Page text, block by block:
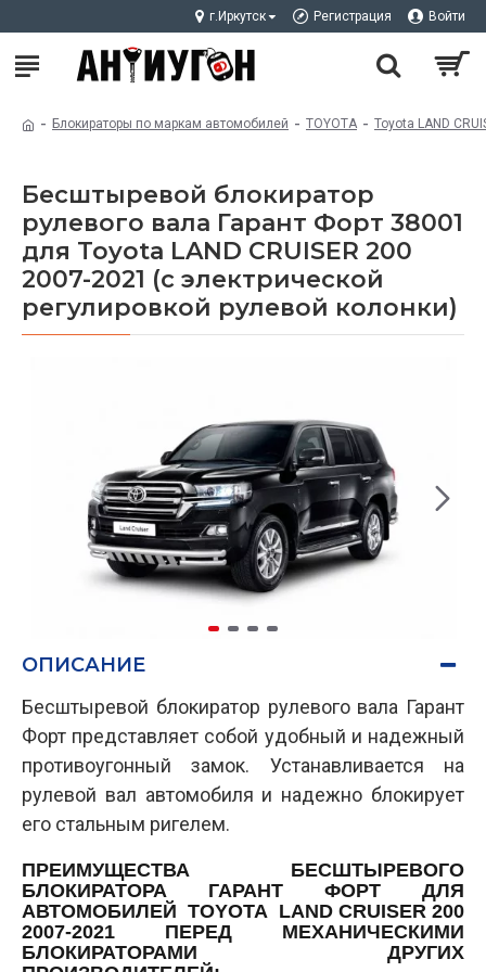
г.Иркутск Регистрация Войти
Блокираторы по маркам автомобилей TOYOTA Toyota LAND
Бесштыревой блокиратор
рулевого вала Гарант Форт 38001
для Toyota LAND CRUISER 200
2007-2021 (с электрической
регулировкой рулевой колонки)
ОПИСАНИЕ
Бесштыревой блокиратор рулевого вала Гарант
Форт представляет собой удобный и надежный
противоугонный замок. Устанавливается на
рулевой вал автомобиля и надежно блокирует
его стальным ригелем.
ПРЕИМУЩЕСТВА БЕСШТЫРЕВОГО
БЛОКИРАТОРА ГАРАНТ ФОРТ ДЛЯ
АВТОМОБИЛЕЙ TOYOTA LAND CRUISER 200
2007-2021 ПЕРЕД МЕХАНИЧЕСКИМИ
БЛОКИРАТОРАМИ ДРУГИХ